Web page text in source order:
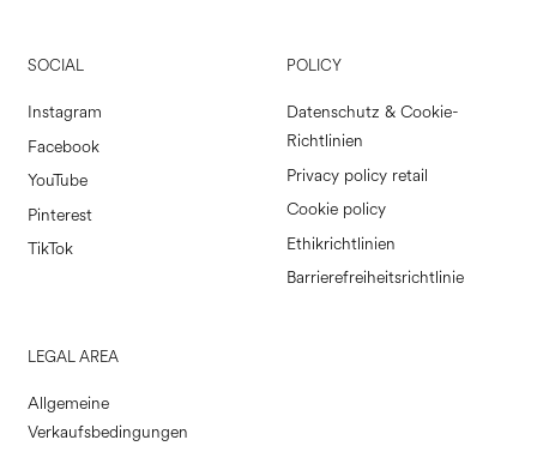
SOCIAL
Instagram
Facebook
YouTube
Pinterest
TikTok
POLICY
Datenschutz & Cookie-
Richtlinien
Privacy policy retail
Cookie policy
Ethikrichtlinien
Barrierefreiheitsrichtlinie
LEGAL AREA
Allgemeine
Verkaufsbedingungen